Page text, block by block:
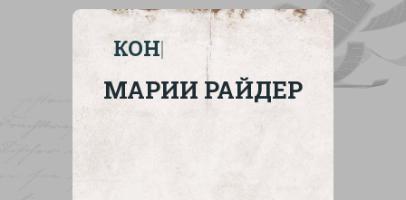
МАРИИ РАЙДЕР
КОНСУЛЬТАЦИЯ